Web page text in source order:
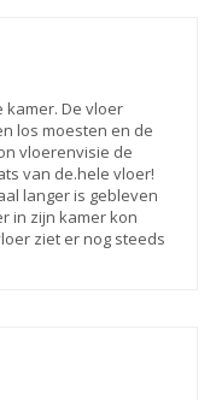
kamer. De vloer
los moesten en de
vloerenvisie de
van de.hele vloer!
langer is gebleven
in zijn kamer kon
ziet er nog steeds